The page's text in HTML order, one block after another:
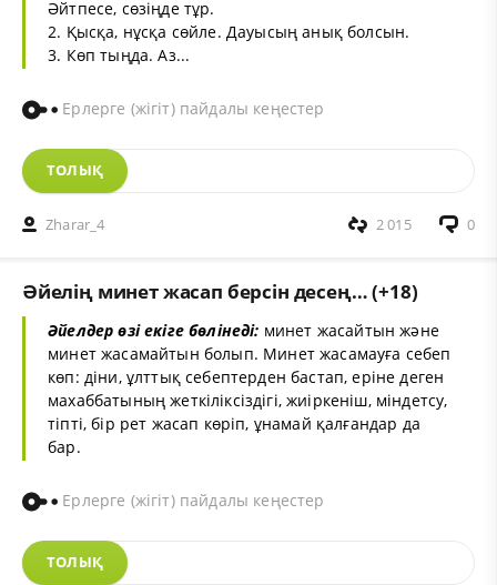
Әйтпесе, сөзіңде тұр.
2. Қысқа, нұсқа сөйле. Дауысың анық болсын.
3. Көп тыңда. Аз...
Ерлерге (жігіт) пайдалы кеңестер
ТОЛЫҚ
Zharar_4 0
2 015
Әйелің минет жасап берсін десең… (+18)
Әйелдер өзі екіге бөлінеді: минет жасайтын және
минет жасамайтын болып. Минет жасамауға себеп
көп: діни, ұлттық себептерден бастап, еріне деген
махаббатының жеткіліксіздігі, жиіркеніш, міндетсу,
тіпті, бір рет жасап көріп, ұнамай қалғандар да
бар.
Ерлерге (жігіт) пайдалы кеңестер
ТОЛЫҚ